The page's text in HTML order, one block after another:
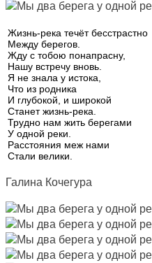
Жизнь-река течёт бесстрастно
Между берегов.
Жду с тобою понапрасну,
Нашу встречу вновь.
Я не знала у истока,
Что из родника
И глубокой, и широкой
Станет жизнь-река.
Трудно нам жить берегами
У одной реки.
Расстояния меж нами
Стали велики.
Галина Кочегура